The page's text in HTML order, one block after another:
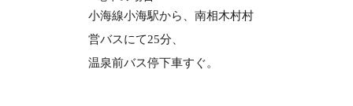
小海線小海駅から、南相木村村
営バスにて25分、
温泉前バス停下車すぐ。